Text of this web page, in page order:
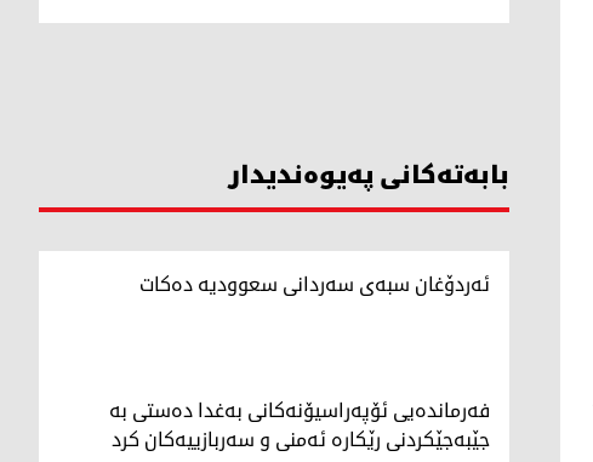
بابەتەکانی پەیوەندیدار
ئەردۆغان سبەی سەردانی سعوودیە دەکات
فەرماندەیی ئۆپەراسیۆنەکانی بەغدا دەستی بە
جێبەجێکردنی رێکارە ئەمنی و سەربازییەکان کرد